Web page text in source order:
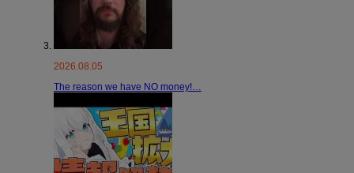
2026.08.05
The reason we have NO money!…